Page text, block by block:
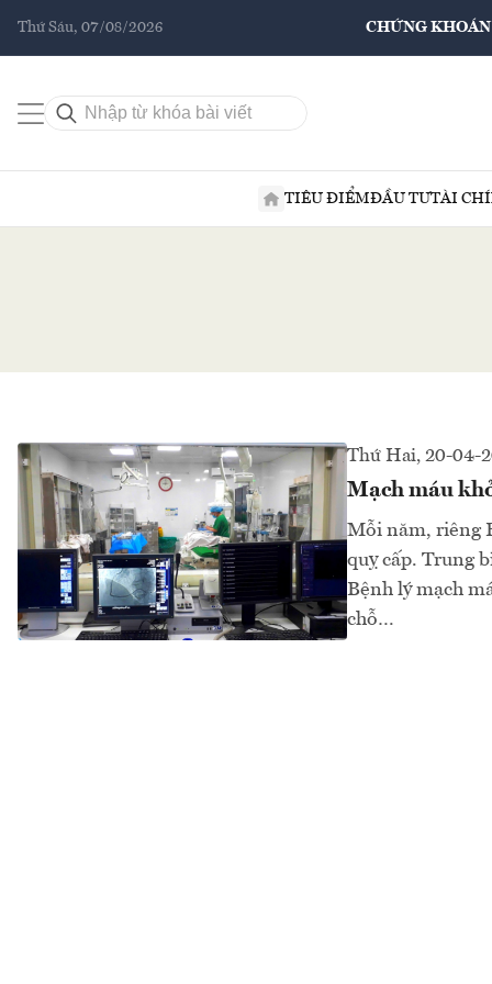
Thứ Sáu, 07/08/2026 CHỨNG KHOÁN
TIÊU ĐIỂMĐẦU TƯTÀI
Thứ Hai, 20-04-
Mạch máu
Mỗi năm, riêng
quỵ cấp. Trung
Bệnh lý mạch
chỗ…